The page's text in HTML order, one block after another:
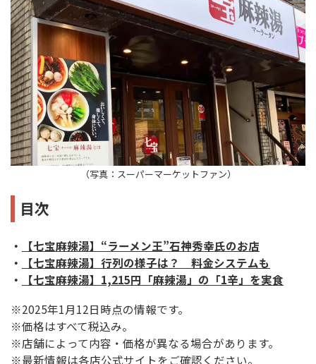
（写真：スーパーマーケットファン）
目次
・
【七宝麻辣湯】“ラーメン王”石神秀幸氏のお店
・
【七宝麻辣湯】行列の様子は？ 料金システムも
・
【七宝麻辣湯】1,215円「麻辣湯」の「1辛」を実食
※2025年1月12日時点の情報です。
※価格はすべて税込み。
※店舗によって内容・価格が異なる場合があります。
※最新情報は各店公式サイトをご確認ください。